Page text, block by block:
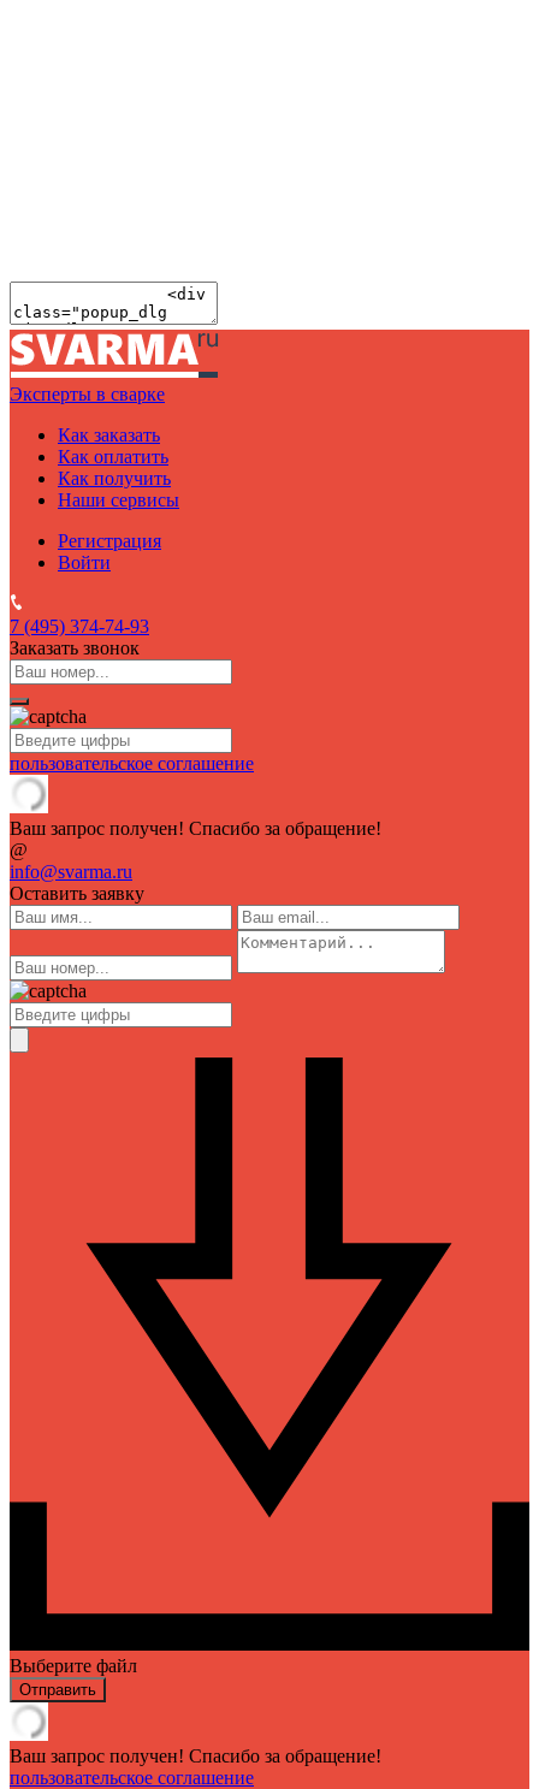
Эксперты в сварке
Как заказать
Как оплатить
Как получить
Наши сервисы
Регистрация
Войти
7 (495) 374-74-93
Заказать звонок
пользовательское соглашение
Ваш запрос получен! Спасибо за обращение!
@
info@svarma.ru
Оставить заявку
Выберите файл
Отправить
Ваш запрос получен! Спасибо за обращение!
пользовательское соглашение